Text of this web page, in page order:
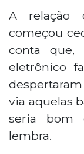
A relação
começou
conta que,
eletrônico
via aquelas
seria bom
lembra.